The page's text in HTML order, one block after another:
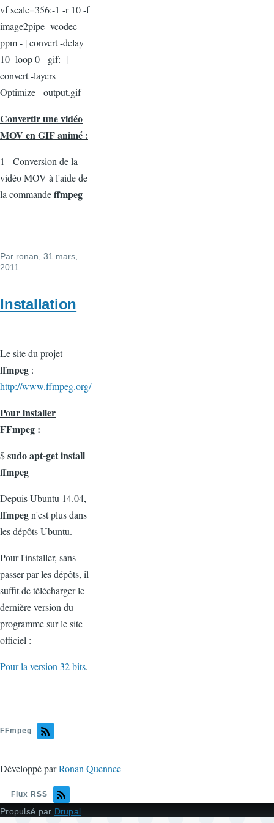
vf scale=356:-1 -r 10 -f
image2pipe -vcodec
ppm - | convert -delay
10 -loop 0 - gif:- |
convert -layers
Optimize - output.gif
Convertir une vidéo
MOV en GIF animé :
1 - Conversion de la
vidéo MOV à l'aide de
la commandeffmpeg
Par ronan , 31 mars,
2011
Installation
Le site du projet
ffmpeg :
http://www.ffmpeg.org/
Pour installer
FFmpeg :
$sudo apt-get install
ffmpeg
Depuis Ubuntu 14.04,
ffmpegn'est plus dans
les dépôts Ubuntu.
Pour l'installer, sans
passer par les dépôts, il
suffit de télécharger le
dernière version du
programme sur le site
officiel :
Pour la version 32 bits.
FFmpeg
Développé parRonan Quennec
Flux RSS
Propulsé par Drupal